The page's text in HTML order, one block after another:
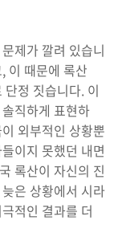
제가 깔려 있습니
이 때문에 록산
정 짓습니다. 이
직하게 표현하
외부적인 상황뿐
이지 못했던 내면
록산이 자신의 진
은 상황에서 시라
적인 결과를 더